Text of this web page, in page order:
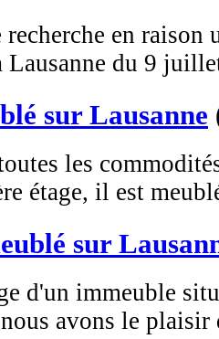
en raison
Lausanne du 9
sur Lausanne
les
étage, il est
sur
d'un immeuble
avons le plaisir